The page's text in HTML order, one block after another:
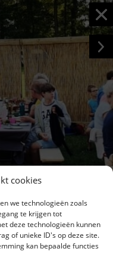
cookies
we technologieën zoals
te krijgen tot
deze technologieën kunnen
of unieke ID's op deze site.
kan bepaalde functies